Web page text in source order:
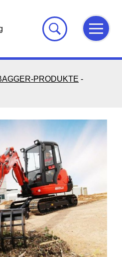
PRODUKTE -